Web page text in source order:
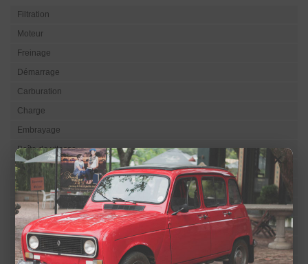
Filtration
Moteur
Freinage
Démarrage
Carburation
Charge
Embrayage
Boîte de vitesse
Transmission
Electricité
Eclairage
Visibilité
Refroidissement
×